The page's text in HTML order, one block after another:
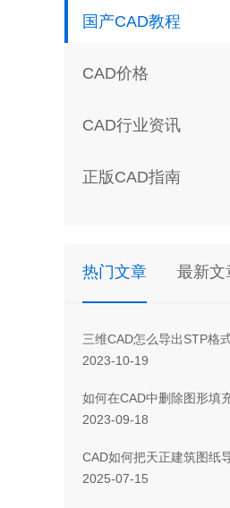
国产CAD教程
CAD价格
CAD行业资讯
正版CAD指南
热门文章 最新文
三维CAD怎么导出STP格
2023-10-19
2023-09-18
2025-07-15